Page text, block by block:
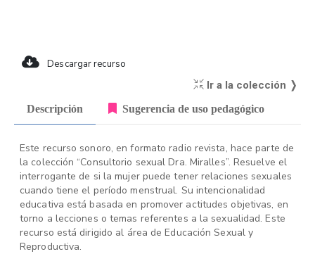
Descargar recurso
Ir a la colección ❭
Descripción Sugerencia de uso pedagógico
Este recurso sonoro, en formato radio revista, hace parte de
la colección “Consultorio sexual Dra. Miralles”. Resuelve el
interrogante de si la mujer puede tener relaciones sexuales
cuando tiene el período menstrual. Su intencionalidad
educativa está basada en promover actitudes objetivas, en
torno a lecciones o temas referentes a la sexualidad. Este
recurso está dirigido al área de Educación Sexual y
Reproductiva.